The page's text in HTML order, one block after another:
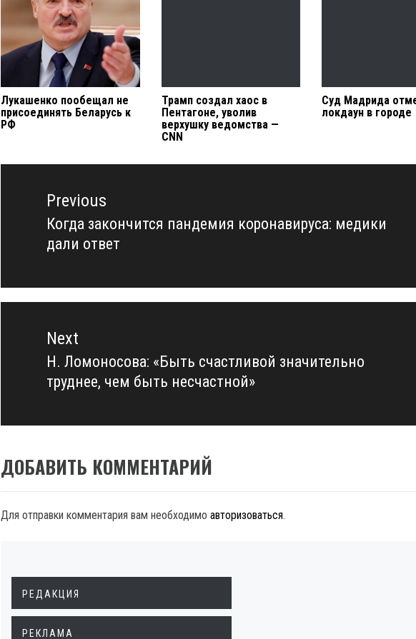
Лукашенко пообещал не
присоединять Беларусь к
РФ
Трамп создал хаос в
Пентагоне, уволив
верхушку ведомства —
CNN
Суд Мадрида
локдаун в городе
Навигация
записямPrevious
Previous
post:
Когда закончится пандемия коронавируса: медики
дали ответ
Next
Next
post:
Н. Ломоносова: «Быть счастливой значительно
труднее, чем быть несчастной»
ДОБАВИТЬ КОММЕНТАРИЙ
Для отправки комментария вам необходимо авторизоваться.
РЕДАКЦИЯ
РЕКЛАМА